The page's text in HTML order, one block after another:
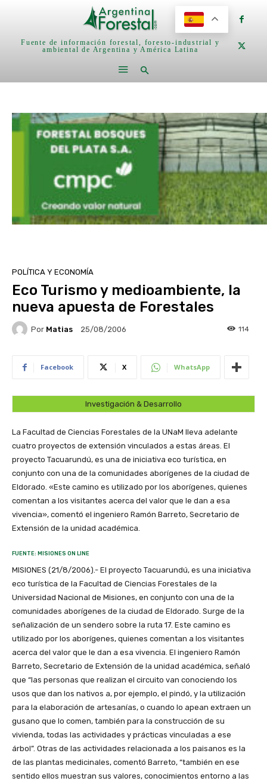
Fuente de información forestal, foresto-industrial y
ambiental de Argentina y América Latina
POLÍTICA Y ECONOMÍA
Eco Turismo y medioambiente, la
nueva apuesta de Forestales
Por Matias 25/08/2006 114
Facebook X WhatsApp
Investigación & Desarrollo
La Facultad de Ciencias Forestales de la UNaM lleva adelante
cuatro proyectos de extensión vinculados a estas áreas. El
proyecto Tacuarundú, es una de iniciativa eco turística, en
conjunto con una de la comunidades aborígenes de la ciudad de
Eldorado. «Este camino es utilizado por los aborígenes, quienes
comentan a los visitantes acerca del valor que le dan a esa
vivencia», comentó el ingeniero Ramón Barreto, Secretario de
Extensión de la unidad académica.
FUENTE: MISIONES ON LINE
MISIONES (21/8/2006).- El proyecto Tacuarundú, es una iniciativa
eco turística de la Facultad de Ciencias Forestales de la
Universidad Nacional de Misiones, en conjunto con una de la
comunidades aborígenes de la ciudad de Eldorado. Surge de la
señalización de un sendero sobre la ruta 17. Este camino es
utilizado por los aborígenes, quienes comentan a los visitantes
acerca del valor que le dan a esa vivencia. El ingeniero Ramón
Barreto, Secretario de Extensión de la unidad académica, señaló
que “las personas que realizan el circuito van conociendo los
usos que dan los nativos a, por ejemplo, el pindó, y la utilización
para la elaboración de artesanías, o cuando lo apean extraen un
gusano que lo comen, también para la construcción de su
vivienda, todas las actividades y prácticas vinculadas a ese
árbol”. Otras de las actividades relacionada a los paisanos es la
de las plantas medicinales, comentó Barreto, “también en ese
sentido ellos muestran sus valores, conocimientos entorno a las